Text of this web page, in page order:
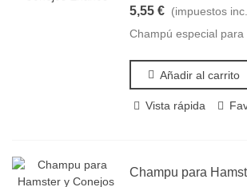
5,55 € (impuestos
Champú especial para
Añadir al carrito
Vista rápida
Champu para